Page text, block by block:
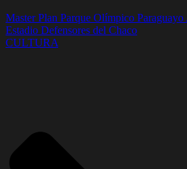
Master Plan Parque Olímpico
Estadio Defensores del Chaco
CULTURA